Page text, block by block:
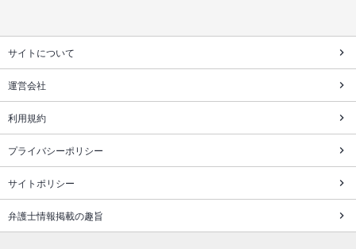
サイトについて
運営会社
利用規約
プライバシーポリシー
サイトポリシー
弁護士情報掲載の趣旨